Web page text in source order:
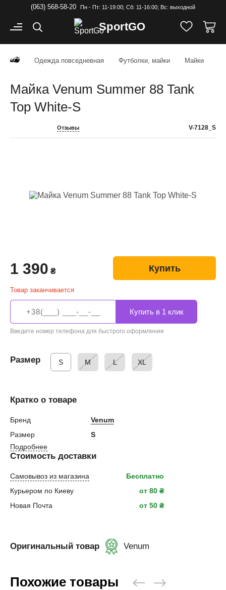
(063) 568-58-20 Пн - Пт: 11-19:00; Cб: 11-16:00; Вс: выходной
SportGO
Одежда повседневная Футболки, майки Майки
Майка Venum Summer 88 Tank
Top White-S
Отзывы V-7128_S
1 390 ₴
Товар заканчивается
Купить
Введите номер телефона для быстрого оформления
Размер S M L XL
Кратко о товаре
Бренд
Venum
Размер
S
Подробнее
Стоимость доставки
Самовывоз из магазина
Бесплатно
Курьером по Киеву
от 80 ₴
Новая Почта
от 50 ₴
Оригинальный товар Venum
Похожие товары